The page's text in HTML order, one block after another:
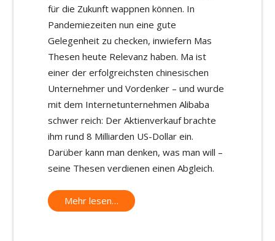
für die Zukunft wappnen können. In
Pandemiezeiten nun eine gute
Gelegenheit zu checken, inwiefern Mas
Thesen heute Relevanz haben. Ma ist
einer der erfolgreichsten chinesischen
Unternehmer und Vordenker – und wurde
mit dem Internetunternehmen Alibaba
schwer reich: Der Aktienverkauf brachte
ihm rund 8 Milliarden US-Dollar ein.
Darüber kann man denken, was man will –
seine Thesen verdienen einen Abgleich.
Mehr lesen…